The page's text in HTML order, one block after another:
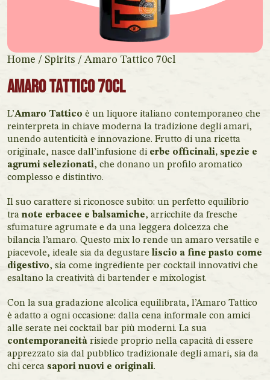
Home / Spirits / Amaro Tattico 70cl
Amaro Tattico 70cl
L’Amaro Tattico è un liquore italiano contemporaneo che
reinterpreta in chiave moderna la tradizione degli amari,
unendo autenticità e innovazione. Frutto di una ricetta
originale, nasce dall’infusione di erbe officinali, spezie e
agrumi selezionati, che donano un profilo aromatico
complesso e distintivo.
Il suo carattere si riconosce subito: un perfetto equilibrio
tra note erbacee e balsamiche, arricchite da fresche
sfumature agrumate e da una leggera dolcezza che
bilancia l’amaro. Questo mix lo rende un amaro versatile e
piacevole, ideale sia da degustareliscio a fine pasto come
digestivo, sia come ingrediente per cocktail innovativi che
esaltano la creatività di bartender e mixologist.
Con la sua gradazione alcolica equilibrata, l’Amaro Tattico
è adatto a ogni occasione: dalla cena informale con amici
alle serate nei cocktail bar più moderni. La sua
contemporaneità risiede proprio nella capacità di essere
apprezzato sia dal pubblico tradizionale degli amari, sia da
chi cerca sapori nuovi e originali.